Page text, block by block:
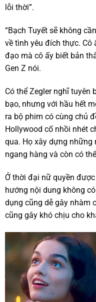
lỗi thời”.
“Bạch Tuyết sẽ không
về tình yêu đích thực. Cô
đạo mà cô ấy biết bản
Gen Z nói.
Có thể Zegler nghĩ tuyên
bạo, nhưng với hầu hết
ra bộ phim có cùng chủ
Hollywood cố nhồi nhét
qua. Họ xây dựng những
ngang hàng và còn có
Ở thời đại nữ quyền
hướng nội dung không
dụng cũng dễ gây nhàm
cũng gây khó chịu cho